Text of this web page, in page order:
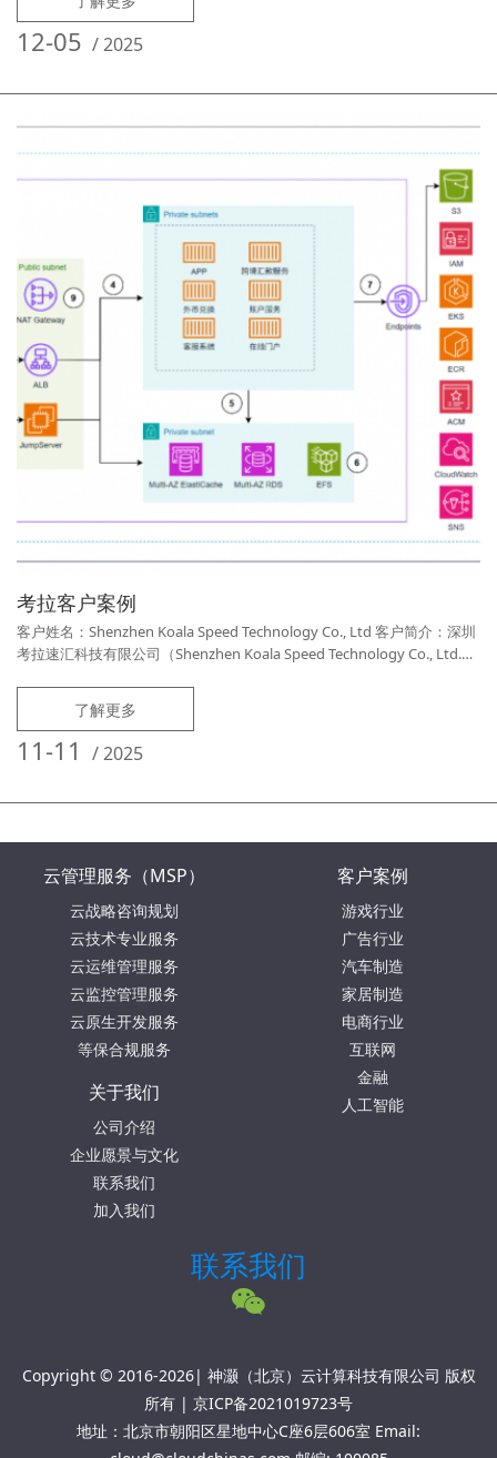
维模式难以满足业务增长与合规要求。迁移总结：客户从 EC2
12-05 /2025
考拉客户案例
客户姓名：Shenzhen Koala Speed Technology Co., Ltd 客户简介：深圳
考拉速汇科技有限公司（Shenzhen Koala Speed Technology Co., Ltd.）
款牌照，运营严格遵循合规要求，并采用Symantec等领先安全解决方案
保障用户信息和资金安全。其核心业务是为全球华
了解更多
11-11 /2025
云管理服务（MSP）
云战略咨询规划
云技术专业服务
云运维管理服务
云监控管理服务
云原生开发服务
等保合规服务
客户案例
游戏行业
广告行业
汽车制造
家居制造
电商行业
互联网
金融
人工智能
关于我们
公司介绍
企业愿景与文化
联系我们
加入我们
联系我们
Copyright © 2016-2026| 神灏（北京）云计算科技有限公司 版权
所有 | 京ICP备2021019723号
地址：北京市朝阳区星地中心C座6层606室 Email: